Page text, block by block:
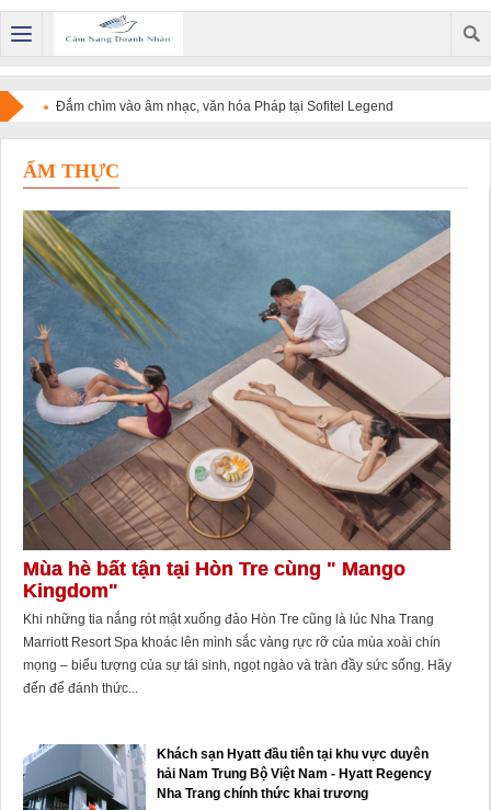
Đắm chìm vào âm nhạc, văn hóa Pháp tại Sofitel Legend
Metropole Hanoi
ẨM THỰC
Mùa hè bất tận tại Hòn Tre cùng " Mango
Kingdom"
Khi những tia nắng rót mật xuống đảo Hòn Tre cũng là lúc Nha Trang
Marriott Resort Spa khoác lên mình sắc vàng rực rỡ của mùa xoài chín
mọng – biểu tượng của sự tái sinh, ngọt ngào và tràn đầy sức sống. Hãy
đến để đánh thức...
Khách sạn Hyatt đầu tiên tại khu vực duyên
hải Nam Trung Bộ Việt Nam - Hyatt Regency
Nha Trang chính thức khai trương